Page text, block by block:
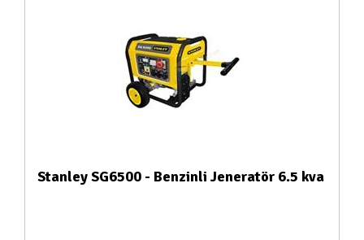
Stanley SG6500 - Benzinli Jeneratör 6.5 kva